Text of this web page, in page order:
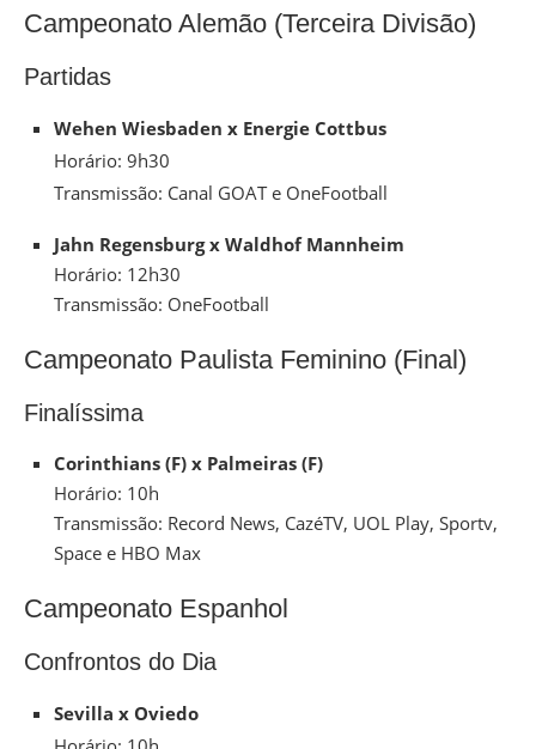
Campeonato Alemão (Terceira Divisão)
Partidas
Wehen Wiesbaden x Energie Cottbus
Horário: 9h30
Transmissão: Canal GOAT e OneFootball
Jahn Regensburg x Waldhof Mannheim
Horário: 12h30
Transmissão: OneFootball
Campeonato Paulista Feminino (Final)
Finalíssima
Corinthians (F) x Palmeiras (F)
Horário: 10h
Transmissão: Record News, CazéTV, UOL Play, Sportv,
Space e HBO Max
Campeonato Espanhol
Confrontos do Dia
Sevilla x Oviedo